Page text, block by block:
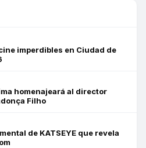
imperdibles en Ciudad de
homenajeará al director
Filho
de KATSEYE que revela